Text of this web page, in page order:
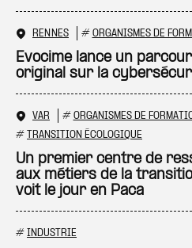
RENNES # ORGANISMES DE
Evocime lance un
original sur la
VAR # ORGANISMES DE
# TRANSITION ÉCOLOGIQUE
Un premier centre de
aux métiers de la
voit le jour en Paca
# INDUSTRIE